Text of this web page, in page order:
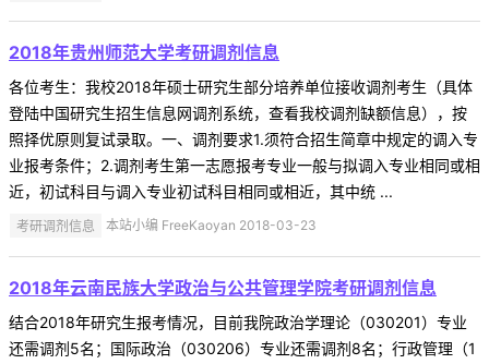
2018年贵州师范大学考研调剂信息
各位考生：我校2018年硕士研究生部分培养单位接收调剂考生（具体
登陆中国研究生招生信息网调剂系统，查看我校调剂缺额信息），按
照择优原则复试录取。一、调剂要求1.须符合招生简章中规定的调入专
业报考条件；2.调剂考生第一志愿报考专业一般与拟调入专业相同或相
近，初试科目与调入专业初试科目相同或相近，其中统 ...
考研调剂信息 本站小编 FreeKaoyan 2018-03-23
2018年云南民族大学政治与公共管理学院考研调剂信息
结合2018年研究生报考情况，目前我院政治学理论（030201）专业
还需调剂5名；国际政治（030206）专业还需调剂8名；行政管理（1